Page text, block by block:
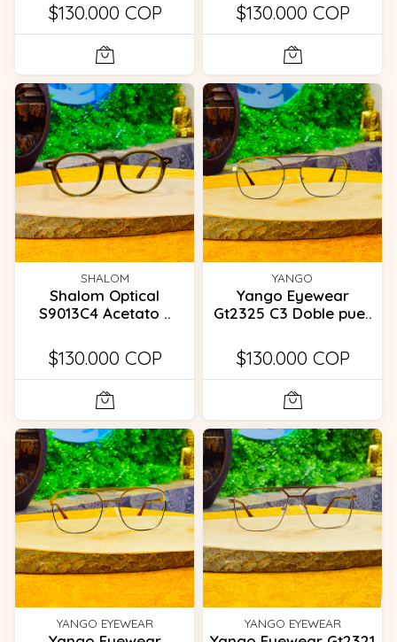
$130.000 COP $130.000 COP
SHALOM
Shalom Optical
S9013C4 Acetato ..
$130.000 COP
YANGO
Yango Eyewear
Gt2325 C3 Doble pue..
$130.000 COP
YANGO EYEWEAR YANGO EYEWEAR